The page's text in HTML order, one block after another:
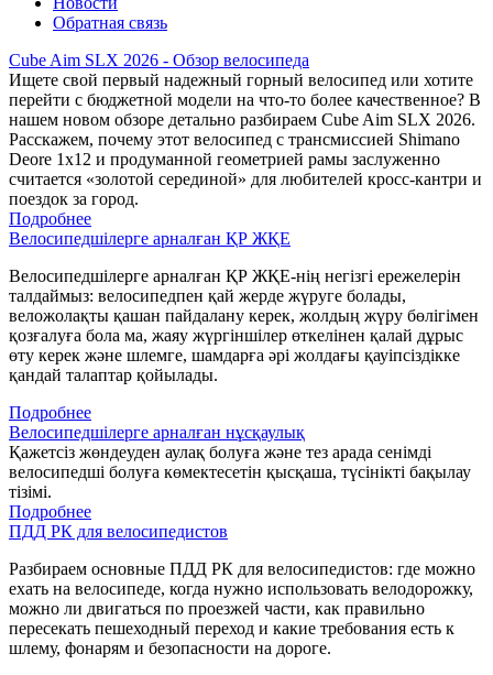
Обратная связь
Cube Aim SLX 2026 - Обзор велосипеда
Ищете свой первый надежный горный велосипед или хотите
перейти с бюджетной модели на что-то более качественное? В
нашем новом обзоре детально разбираем Cube Aim SLX 2026.
Расскажем, почему этот велосипед с трансмиссией Shimano
Deore 1x12 и продуманной геометрией рамы заслуженно
считается «золотой серединой» для любителей кросс-кантри и
поездок за город.
Подробнее
Велосипедшілерге арналған ҚР ЖҚЕ
Велосипедшілерге арналған ҚР ЖҚЕ-нің негізгі ережелерін
талдаймыз: велосипедпен қай жерде жүруге болады,
веложолақты қашан пайдалану керек, жолдың жүру бөлігімен
қозғалуға бола ма, жаяу жүргіншілер өткелінен қалай дұрыс
өту керек және шлемге, шамдарға әрі жолдағы қауіпсіздікке
қандай талаптар қойылады.
Подробнее
Велосипедшілерге арналған нұсқаулық
Қажетсіз жөндеуден аулақ болуға және тез арада сенімді
велосипедші болуға көмектесетін қысқаша, түсінікті бақылау
тізімі.
Подробнее
ПДД РК для велосипедистов
Разбираем основные ПДД РК для велосипедистов: где можно
ехать на велосипеде, когда нужно использовать велодорожку,
можно ли двигаться по проезжей части, как правильно
пересекать пешеходный переход и какие требования есть к
шлему, фонарям и безопасности на дороге.